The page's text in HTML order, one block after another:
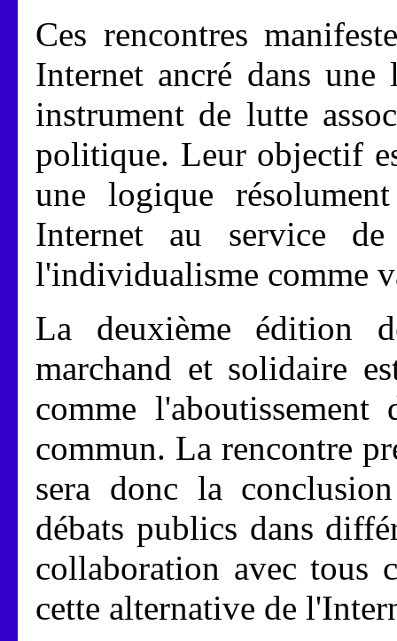
Ces rencontres
Internet ancré dans
instrument de lutte
politique. Leur objectif
une logique
Internet au service
l'individualisme comme
La deuxième édition
marchand et solidaire
comme
commun. La rencontre
sera donc la
débats publics dans
collaboration avec tous
cette alternative de